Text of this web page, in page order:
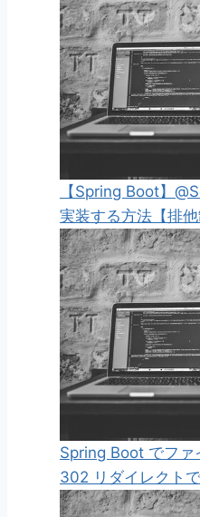
【Spring Boot】
実装する方法【排他
Spring Boot でファ
302 リダイレクト